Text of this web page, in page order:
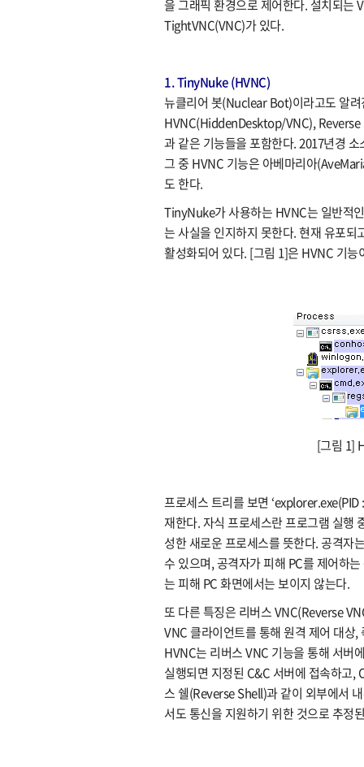
을 그래픽 환경으로 제어한다. 설치되는
TightVNC(VNC)가 있다.
1. TinyNuke (HVNC)
뉴클리어 봇(Nuclear Bot)이라고도 알
HVNC(HiddenDesktop/VNC), Reverse
과 같은 기능들을 포함한다. 2017년경
그 중 HVNC 기능은 아베마리아
도 한다.
TinyNuke가 사용하는 HVNC는 일반적
는 사실을 인지하지 못한다. 현재 유포
활성화되어 있다. [그림 1]은 HVNC 기
[그림 1]
프로세스 트리를 보면 ‘explorer.exe(PID
재한다. 자식 프로세스란 프로그램 실행
성한 새로운 프로세스를 뜻한다. 공격자
수 있으며, 공격자가 피해 PC를 제어하
는 피해 PC 화면에서는 보이지 않는다.
또 다른 특징은 리버스 VNC(Reverse
VNC 클라이언트를 통해 원격 제어 대
HVNC는 리버스 VNC 기능을 통해 서버
실행되면 지정된 C&C 서버에 접속하고,
스 쉘(Reverse Shell)과 같이 외부에서
서도 통신을 지원하기 위한 것으로 추정